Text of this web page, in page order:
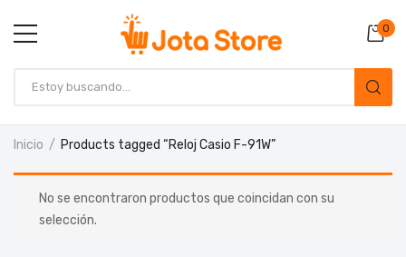
0
Inicio Products tagged “Reloj Casio F-91W”
No se encontraron productos que coincidan con su
selección.